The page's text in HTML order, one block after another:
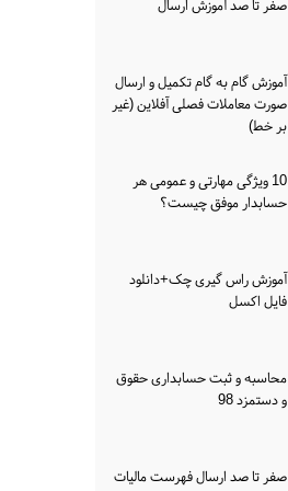
صفر تا صد آموزش ارسال
آموزش گام به گام تکمیل و ارسال
صورت معاملات فصلی آفلاین (غیر
بر خط)
10 ویژگی مهارتی و عمومی هر
حسابدار موفق چیست؟
آموزش راس گیری چک+دانلود
فایل اکسل
محاسبه و ثبت حسابداری حقوق
و دستمزد 98
صفر تا صد ارسال فهرست مالیات